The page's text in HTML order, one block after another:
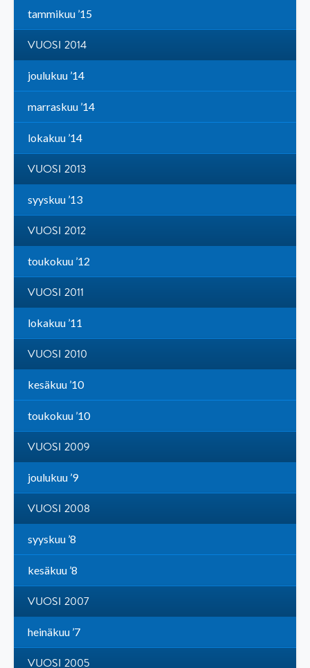
tammikuu ’15
VUOSI 2014
joulukuu ’14
marraskuu ’14
lokakuu ’14
VUOSI 2013
syyskuu ’13
VUOSI 2012
toukokuu ’12
VUOSI 2011
lokakuu ’11
VUOSI 2010
kesäkuu ’10
toukokuu ’10
VUOSI 2009
joulukuu ’9
VUOSI 2008
syyskuu ’8
kesäkuu ’8
VUOSI 2007
heinäkuu ’7
VUOSI 2005